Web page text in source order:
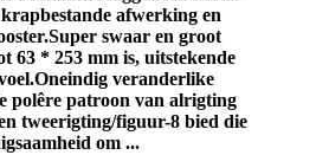
afwerking en
swaar en groot
63 * 253 mm is, uitstekende
veranderlike
polêre patroon van alrigting
tweerigting/figuur-8 bied die
om ...